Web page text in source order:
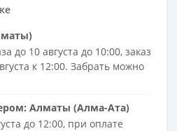
до 10 августа до 10:00, заказ
к 12:00. Забрать можно
: Алматы (Алма-Ата)
до 12:00, при оплате